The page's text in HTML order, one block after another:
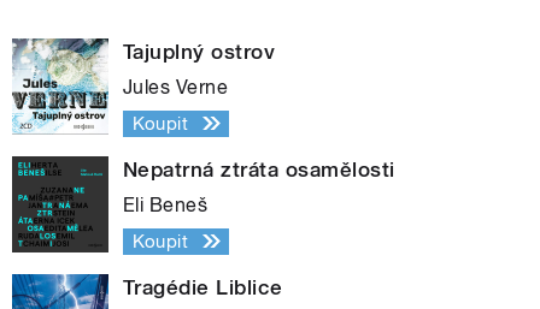
Tajuplný ostrov
Jules Verne
Koupit
Nepatrná ztráta osamělosti
Eli Beneš
Koupit
Tragédie Liblice